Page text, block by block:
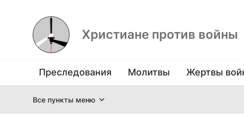
Христиане против войны
Преследования Молитвы Жертвы
Все пункты меню